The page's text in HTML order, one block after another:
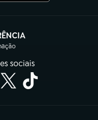
em nova aba)
sociais